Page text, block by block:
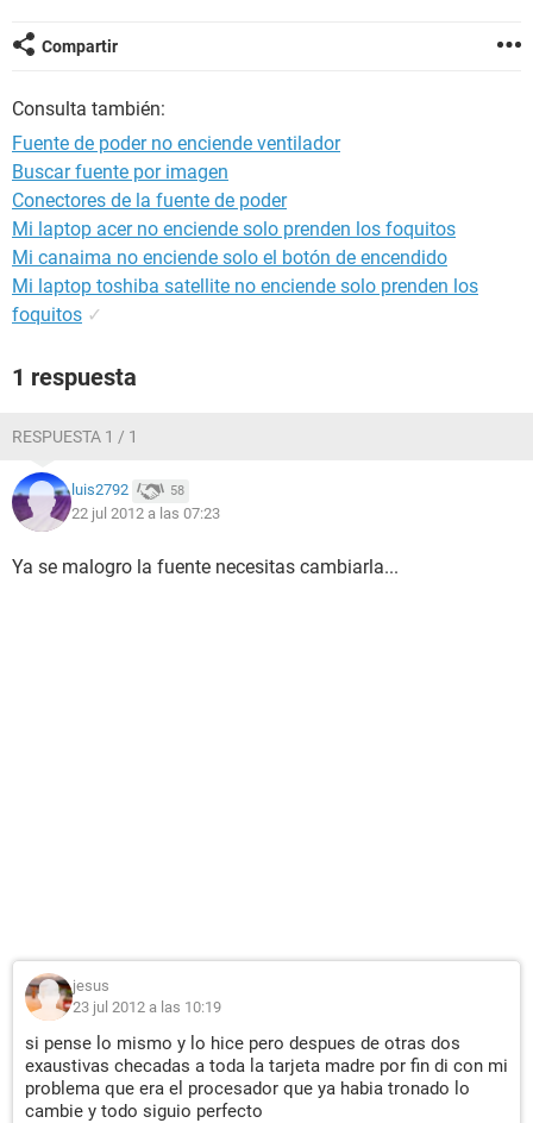
Compartir
Consulta también:
Fuente de poder no enciende ventilador
Buscar fuente por imagen
Conectores de la fuente de poder
Mi laptop acer no enciende solo prenden los foquitos
Mi canaima no enciende solo el botón de encendido
Mi laptop toshiba satellite no enciende solo prenden los
foquitos ✓
1 respuesta
RESPUESTA 1 / 1
luis2792 58
22 jul 2012 a las 07:23
Ya se malogro la fuente necesitas cambiarla...
jesus
23 jul 2012 a las 10:19
si pense lo mismo y lo hice pero despues de otras dos
exaustivas checadas a toda la tarjeta madre por fin di con mi
problema que era el procesador que ya habia tronado lo
cambie y todo siguio perfecto